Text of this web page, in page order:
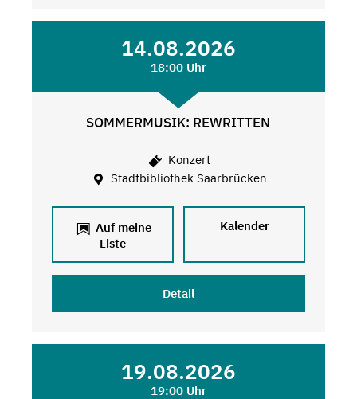
14.08.2026
18:00 Uhr
SOMMERMUSIK: REWRITTEN
Konzert
Stadtbibliothek Saarbrücken
Auf meine
Liste
Kalender
Detail
19.08.2026
19:00 Uhr